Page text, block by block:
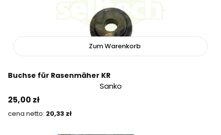
Zum Warenkorb
Buchse für Rasenmäher KR
Sanko
Preis
25,00 zł
Preis
20,33 zł